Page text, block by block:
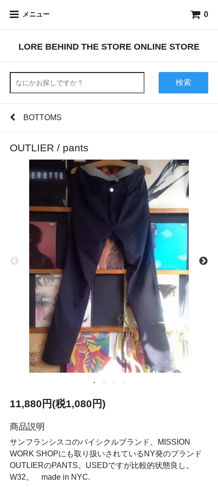
メニュー 0
LORE BEHIND THE STORE ONLINE STORE
検索
BOTTOMS
OUTLIER / pants
11,880円(税1,080円)
商品説明
サンフランシスコのバイシクルブランド、MISSION
WORK SHOPにも取り扱いされているNY発のブランド
OUTLIERのPANTS。USEDですが比較的状態良し。
W32。 made in NYC.